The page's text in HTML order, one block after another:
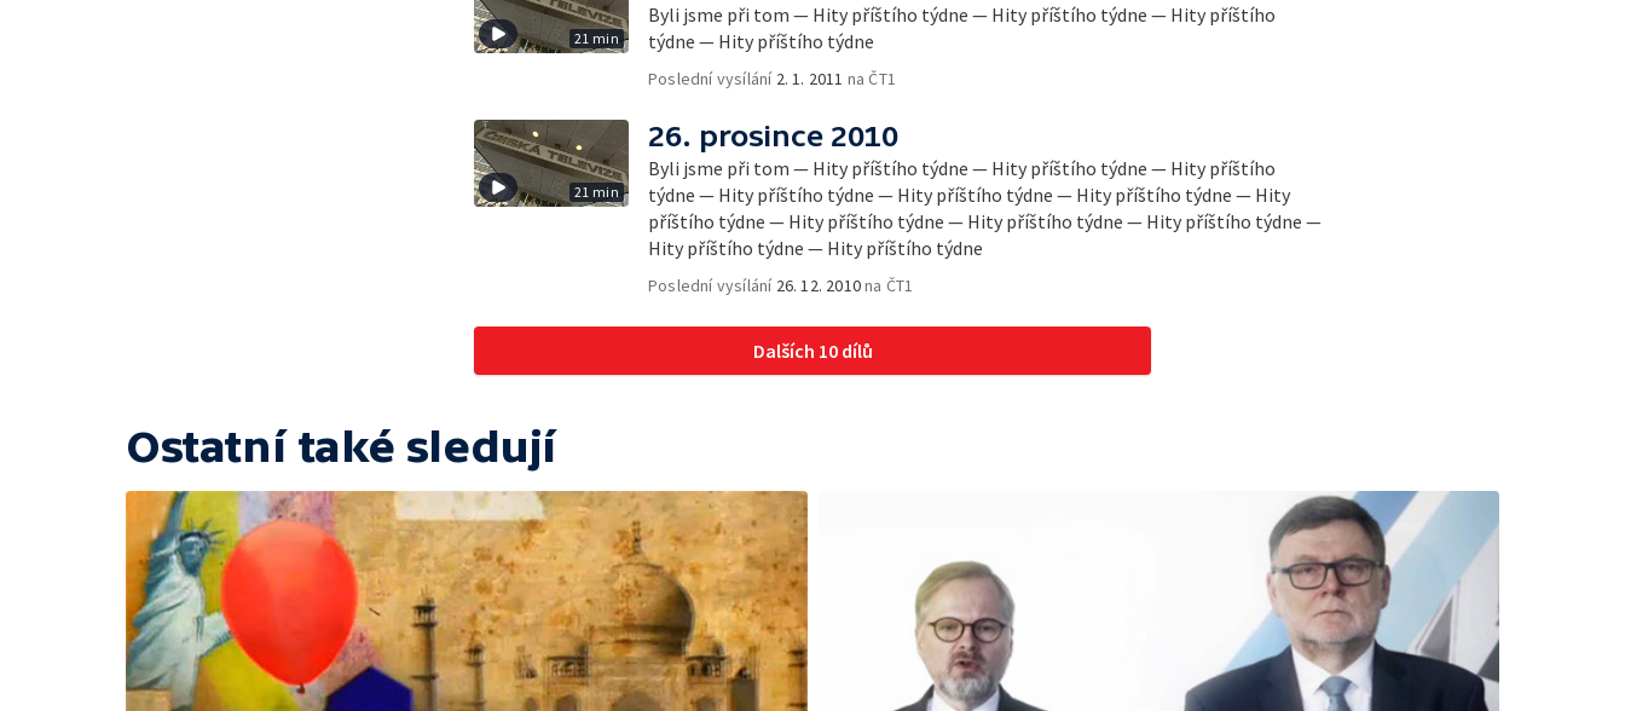
21 min
Byli jsme při tom — Hity příštího týdne — Hity příštího týdne — Hity příštího
týdne — Hity příštího týdne
Poslední vysílání 2. 1. 2011 na ČT1
21 min
26. prosince 2010
Byli jsme při tom — Hity příštího týdne — Hity příštího týdne — Hity příštího
týdne — Hity příštího týdne — Hity příštího týdne — Hity příštího týdne — Hity
příštího týdne — Hity příštího týdne — Hity příštího týdne — Hity příštího týdne —
Hity příštího týdne — Hity příštího týdne
Poslední vysílání 26. 12. 2010na ČT1
Dalších 10 dílů
Ostatní také sledují